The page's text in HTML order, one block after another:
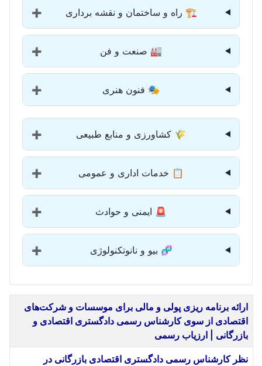
🏗️ راه و ساختمان و نقشه برداری ➕
🏭 صنعت و فن ➕
🎭 فنون هنری ➕
🌾 کشاورزی و منابع طبیعی ➕
📋 خدمات اداری و عمومی ➕
🚨 ایمنی و حوادث ➕
🧬 بیو و نانوتکنولوژی ➕
عنوان
ارائه برنامه ریزی پولی و مالی برای موسسات و شرکت‌های
اقتصادی از سوی کارشناس رسمی دادگستری اقتصادی و
بازرگانی | ارزیاب رسمی
نظر کارشناس رسمی دادگستری اقتصادی بازرگانی در